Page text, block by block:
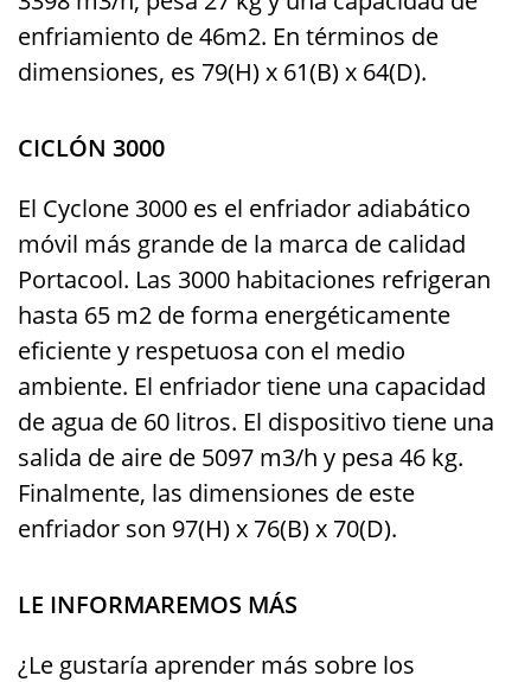
enfriamiento de 46m2. En términos de
dimensiones, es 79(H) x 61(B) x 64(D).
CICLÓN 3000
El Cyclone 3000 es el enfriador adiabático
móvil más grande de la marca de calidad
Portacool. Las 3000 habitaciones refrigeran
hasta 65 m2 de forma energéticamente
eficiente y respetuosa con el medio
ambiente. El enfriador tiene una capacidad
de agua de 60 litros. El dispositivo tiene una
salida de aire de 5097 m3/h y pesa 46 kg.
Finalmente, las dimensiones de este
enfriador son 97(H) x 76(B) x 70(D).
LE INFORMAREMOS MÁS
¿Le gustaría aprender más sobre los